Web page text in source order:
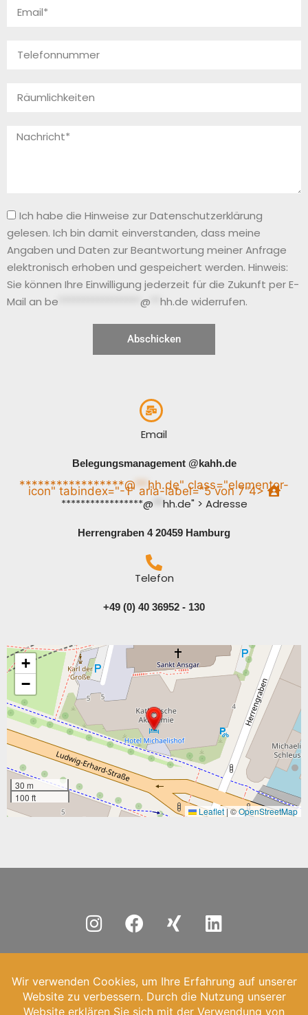
Ich habe die Hinweise zur Datenschutzerklärung
gelesen. Ich bin damit einverstanden, dass meine
Angaben und Daten zur Beantwortung meiner Anfrage
elektronisch erhoben und gespeichert werden. Hinweis:
Sie können Ihre Einwilligung jederzeit für die Zukunft per E-
Mail an be @ hh.de widerrufen.
Abschicken
Email
Belegungsmanagement @kahh.de
*****************@ **hh.de" class="elementor-
icon" tabindex="-1" aria-label="5 von 7"4>
*****************@ hh.de" > Adresse
Herrengraben 4 20459 Hamburg
Telefon
+49 (0) 40 36952 - 130
+
−
30 m
100 ft
Leaflet|©OpenStreetMap
TAGUNGSHAUS-KAHH COPYRIGHT © 2026